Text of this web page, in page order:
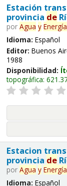
Estación
provincia de
por Agua y Energía
Idioma: Español
Editor: Buenos
1988
Disponibilidad:
topográfica:
Estacion
provincia de
por Agua y Energía
Idioma: Español